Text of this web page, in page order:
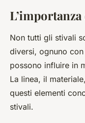
Non tutti gli stivali
diversi, ognuno
possono influire in
La linea, il
questi elementi
stivali.